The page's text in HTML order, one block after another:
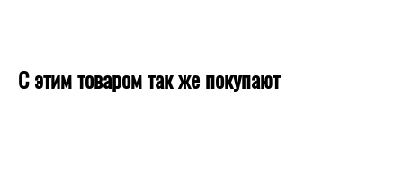
С этим товаром так же покупают